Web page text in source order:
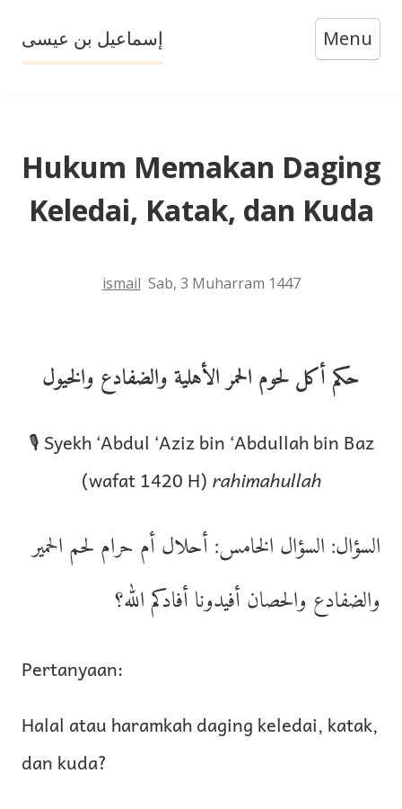
content
إسماعيل بن عيسى Menu
Hukum Memakan Daging
Keledai, Katak, dan Kuda
ismail Sab, 3 Muharram 1447
حكم أكل لحوم الحمر الأهلية والضفادع والخيول
🎙 Syekh ‘Abdul ‘Aziz bin ‘Abdullah bin Baz
(wafat 1420 H) rahimahullah
السؤال: السؤال الخامس: أحلال أم حرام لحم الحمير
والضفادع والحصان أفيدونا أفادكم الله؟
Pertanyaan:
Halal atau haramkah daging keledai, katak,
dan kuda?